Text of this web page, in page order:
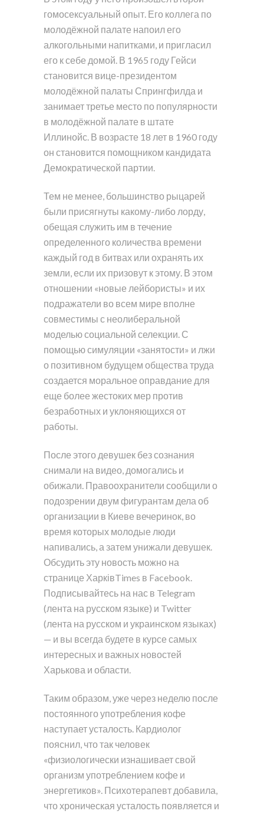
гомосексуальный опыт. Его коллега по
молодёжной палате напоил его
алкогольными напитками, и пригласил
его к себе домой. В 1965 году Гейси
становится вице-президентом
молодёжной палаты Спрингфилда и
занимает третье место по популярности
в молодёжной палате в штате
Иллинойс. В возрасте 18 лет в 1960 году
он становится помощником кандидата
Демократической партии.
Тем не менее, большинство рыцарей
были присягнуты какому-либо лорду,
обещая служить им в течение
определенного количества времени
каждый год в битвах или охранять их
земли, если их призовут к этому. В этом
отношении «новые лейбористы» и их
подражатели во всем мире вполне
совместимы с неолиберальной
моделью социальной селекции. С
помощью симуляции «занятости» и лжи
о позитивном будущем общества труда
создается моральное оправдание для
еще более жестоких мер против
безработных и уклоняющихся от
работы.
После этого девушек без сознания
снимали на видео, домогались и
обижали. Правоохранители сообщили о
подозрении двум фигурантам дела об
организации в Киеве вечеринок, во
время которых молодые люди
напивались, а затем унижали девушек.
Обсудить эту новость можно на
странице ХарківTimes в Facebook.
Подписывайтесь на нас в Telegram
(лента на русском языке) и Twitter
(лента на русском и украинском языках)
— и вы всегда будете в курсе самых
интересных и важных новостей
Харькова и области.
Таким образом, уже через неделю после
постоянного употребления кофе
наступает усталость. Кардиолог
пояснил, что так человек
«физиологически изнашивает свой
организм употреблением кофе и
энергетиков». Психотерапевт добавила,
что хроническая усталость появляется и